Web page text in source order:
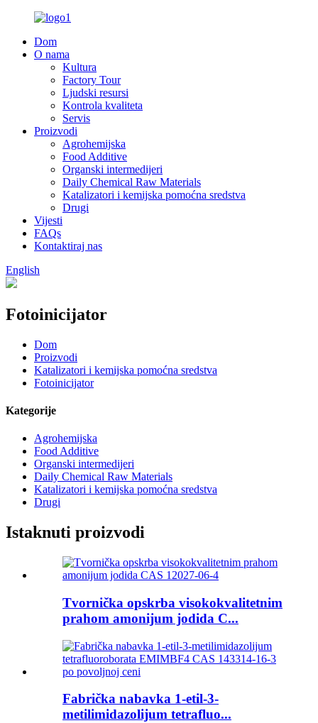
Dom
O nama
Kultura
Factory Tour
Ljudski resursi
Kontrola kvaliteta
Servis
Proizvodi
Agrohemijska
Food Additive
Organski intermedijeri
Daily Chemical Raw Materials
Katalizatori i kemijska pomoćna sredstva
Drugi
Vijesti
FAQs
Kontaktiraj nas
English
Fotoinicijator
Dom
Proizvodi
Katalizatori i kemijska pomoćna sredstva
Fotoinicijator
Kategorije
Agrohemijska
Food Additive
Organski intermedijeri
Daily Chemical Raw Materials
Katalizatori i kemijska pomoćna sredstva
Drugi
Istaknuti proizvodi
Tvornička opskrba visokokvalitetnim
prahom amonijum jodida C...
Fabrička nabavka 1-etil-3-
metilimidazolijum tetrafluo...